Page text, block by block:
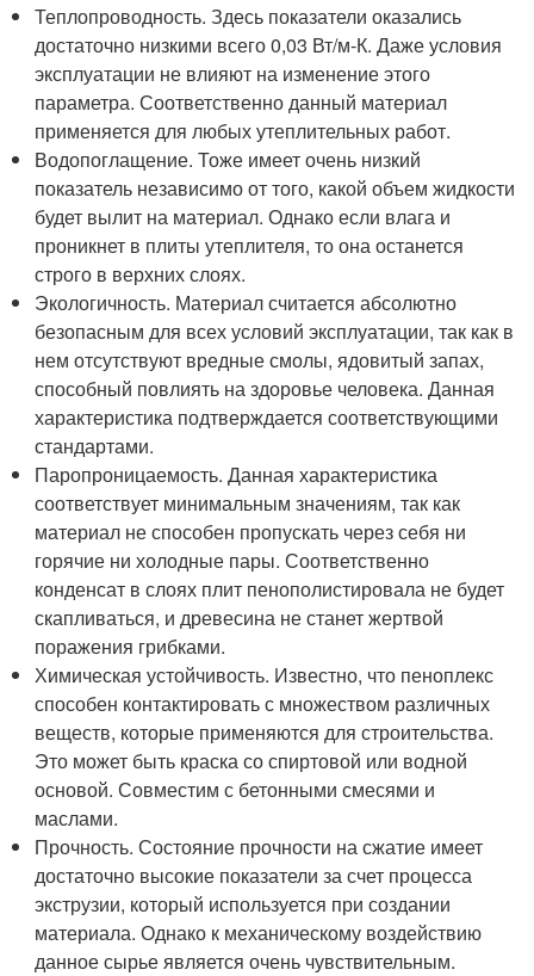
Теплопроводность. Здесь показатели оказались
достаточно низкими всего 0,03 Вт/м-К. Даже условия
эксплуатации не влияют на изменение этого
параметра. Соответственно данный материал
применяется для любых утеплительных работ.
Водопоглащение. Тоже имеет очень низкий
показатель независимо от того, какой объем жидкости
будет вылит на материал. Однако если влага и
проникнет в плиты утеплителя, то она останется
строго в верхних слоях.
Экологичность. Материал считается абсолютно
безопасным для всех условий эксплуатации, так как в
нем отсутствуют вредные смолы, ядовитый запах,
способный повлиять на здоровье человека. Данная
характеристика подтверждается соответствующими
стандартами.
Паропроницаемость. Данная характеристика
соответствует минимальным значениям, так как
материал не способен пропускать через себя ни
горячие ни холодные пары. Соответственно
конденсат в слоях плит пенополистировала не будет
скапливаться, и древесина не станет жертвой
поражения грибками.
Химическая устойчивость. Известно, что пеноплекс
способен контактировать с множеством различных
веществ, которые применяются для строительства.
Это может быть краска со спиртовой или водной
основой. Совместим с бетонными смесями и
маслами.
Прочность. Состояние прочности на сжатие имеет
достаточно высокие показатели за счет процесса
экструзии, который используется при создании
материала. Однако к механическому воздействию
данное сырье является очень чувствительным.